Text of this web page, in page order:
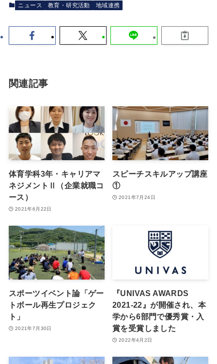
ニュース 教育・研究活動 地域連携
関連記事
体育学科3年・キャリアマ
ネジメントⅡ（企業就職コ
ース）
2021年6月22日
スピーチスキルアップ講座
①
2021年7月24日
スポーツイベント論「ゲー
トボール再生プロジェク
ト」
2021年7月30日
『UNIVAS AWARDS
2021-22』が開催され、本
学から6部門で優秀賞・入
賞を受賞しました
2022年4月2日